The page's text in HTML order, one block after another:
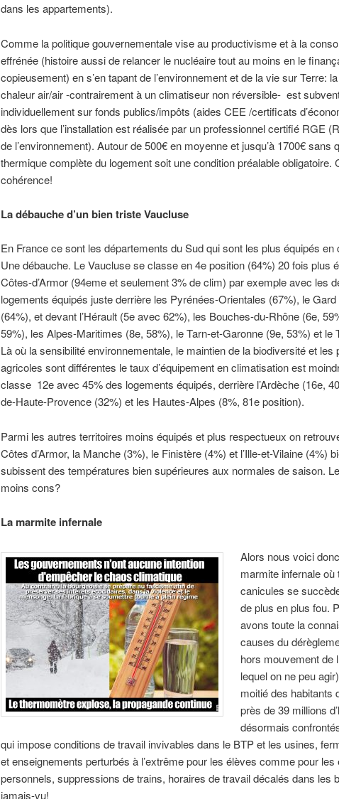
dans les appartements).
Comme la politique gouvernementale vise au productivisme et à la
effrénée (histoire aussi de relancer le nucléaire tout au moins en le
copieusement) en s’en tapant de l’environnement et de la vie sur Terre:
chaleur air/air -contrairement à un climatiseur non réversible- est
individuellement sur fonds publics/impôts (aides CEE /certificats
dès lors que l’installation est réalisée par un professionnel certifié RGE
de l’environnement). Autour de 500€ en moyenne et jusqu’à 1700€ sans
thermique complète du logement soit une condition préalable obligatoire.
cohérence!
La débauche d’un bien triste Vaucluse
En France ce sont les départements du Sud qui sont les plus équipés en
Une débauche. Le Vaucluse se classe en 4e position (64%) 20 fois plus
Côtes-d’Armor (94eme et seulement 3% de clim) par exemple avec les
logements équipés juste derrière les Pyrénées-Orientales (67%), le
(64%), et devant l’Hérault (5e avec 62%), les Bouches-du-Rhône (6e,
59%), les Alpes-Maritimes (8e, 58%), le Tarn-et-Garonne (9e, 53%) et le
Là où la sensibilité environnementale, le maintien de la biodiversité et les
agricoles sont différentes le taux d’équipement en climatisation est
classe 12e avec 45% des logements équipés, derrière l’Ardèche (16e,
de-Haute-Provence (32%) et les Hautes-Alpes (8%, 81e position).
Parmi les autres territoires moins équipés et plus respectueux on
Côtes d’Armor, la Manche (3%), le Finistère (4%) et l’Ille-et-Vilaine (4%)
subissent des températures bien supérieures aux normales de saison.
moins cons?
La marmite infernale
Alors nous voici
marmite infernale
canicules se
de plus en plus fou.
avons toute la
causes du
hors mouvement de
lequel on ne peu
moitié des habitants
près de 39 millions
désormais
qui impose conditions de travail invivables dans le BTP et les usines,
et enseignements perturbés à l’extrême pour les élèves comme pour les
personnels, suppressions de trains, horaires de travail décalés dans les
jamais-vu!